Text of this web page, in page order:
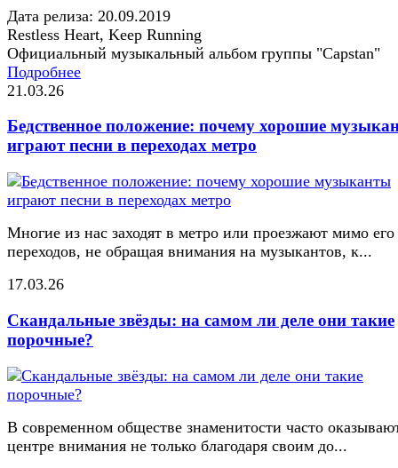
Дата релиза: 20.09.2019
Restless Heart, Keep Running
Официальный музыкальный альбом группы "Capstan"
Подробнее
21.03.26
Бедственное положение: почему хорошие
играют песни в переходах метро
Многие из нас заходят в метро или проезжают мимо его
переходов, не обращая внимания на музыкантов, к...
17.03.26
Скандальные звёзды: на самом ли деле они такие
порочные?
В современном обществе знаменитости часто
центре внимания не только благодаря своим до...